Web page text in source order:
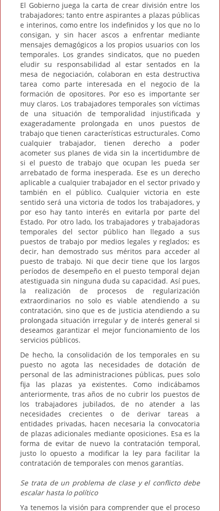
El Gobierno juega la carta de crear división entre los
trabajadores; tanto entre aspirantes a plazas públicas
e interinos, como entre los indefinidos y los que no lo
consigan, y sin hacer ascos a enfrentar mediante
mensajes demagógicos a los propios usuarios con los
temporales. Los grandes sindicatos, que no pueden
eludir su responsabilidad al estar sentados en la
mesa de negociación, colaboran en esta destructiva
tarea como parte interesada en el negocio de la
formación de opositores. Por eso es importante ser
muy claros. Los trabajadores temporales son víctimas
de una situación de temporalidad injustificada y
exageradamente prolongada en unos puestos de
trabajo que tienen características estructurales. Como
cualquier trabajador, tienen derecho a poder
acometer sus planes de vida sin la incertidumbre de
si el puesto de trabajo que ocupan les pueda ser
arrebatado de forma inesperada. Ese es un derecho
aplicable a cualquier trabajador en el sector privado y
también en el público. Cualquier victoria en este
sentido será una victoria de todos los trabajadores, y
por eso hay tanto interés en evitarla por parte del
Estado. Por otro lado, los trabajadores y trabajadoras
temporales del sector público han llegado a sus
puestos de trabajo por medios legales y reglados; es
decir, han demostrado sus méritos para acceder al
puesto de trabajo. Ni que decir tiene que los largos
períodos de desempeño en el puesto temporal dejan
atestiguada sin ninguna duda su capacidad. Así pues,
la realización de procesos de regularización
extraordinarios no solo es viable atendiendo a su
contratación, sino que es de justicia atendiendo a su
prolongada situación irregular y de interés general si
deseamos garantizar el mejor funcionamiento de los
servicios públicos.
De hecho, la consolidación de los temporales en su
puesto no agota las necesidades de dotación de
personal de las administraciones públicas, pues solo
fija las plazas ya existentes. Como indicábamos
anteriormente, tras años de no cubrir los puestos de
los trabajadores jubilados, de no atender a las
necesidades crecientes o de derivar tareas a
entidades privadas, hacen necesaria la convocatoria
de plazas adicionales mediante oposiciones. Esa es la
forma de evitar de nuevo la contratación temporal,
justo lo opuesto a modificar la ley para facilitar la
contratación de temporales con menos garantías.
Se trata de un problema de clase y el conflicto debe
escalar hasta lo político
Ya tenemos la visión para comprender que el proceso